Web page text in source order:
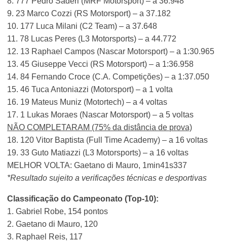
9. 23 Marco Cozzi (RS Motorsport) – a 37.182
10. 177 Luca Milani (C2 Team) – a 37.648
11. 78 Lucas Peres (L3 Motorsports) – a 44.772
12. 13 Raphael Campos (Nascar Motorsport) – a 1:30.965
13. 45 Giuseppe Vecci (RS Motorsport) – a 1:36.958
14. 84 Fernando Croce (C.A. Competições) – a 1:37.050
15. 46 Tuca Antoniazzi (Motorsport) – a 1 volta
16. 19 Mateus Muniz (Motortech) – a 4 voltas
17. 1 Lukas Moraes (Nascar Motorsport) – a 5 voltas
NÃO COMPLETARAM (75% da distância de prova)
18. 120 Vitor Baptista (Full Time Academy) – a 16 voltas
19. 33 Guto Matiazzi (L3 Motorsports) – a 16 voltas
MELHOR VOLTA: Gaetano di Mauro, 1min41s337
*Resultado sujeito a verificações técnicas e desportivas
Classificação do Campeonato (Top-10):
1. Gabriel Robe, 154 pontos
2. Gaetano di Mauro, 120
3. Raphael Reis, 117